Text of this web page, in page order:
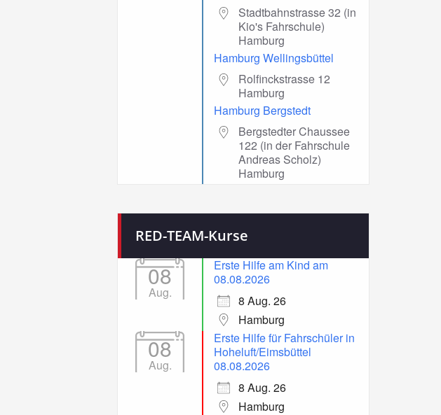
Stadtbahnstrasse 32 (in
Kio's Fahrschule)
Hamburg
Hamburg Wellingsbüttel
Rolfinckstrasse 12
Hamburg
Hamburg Bergstedt
Bergstedter Chaussee
122 (in der Fahrschule
Andreas Scholz)
Hamburg
RED-TEAM-Kurse
08
Aug.
Erste Hilfe am Kind am
08.08.2026
8 Aug. 26
Hamburg
08
Aug.
Erste Hilfe für Fahrschüler in
Hoheluft/Eimsbüttel
08.08.2026
8 Aug. 26
Hamburg